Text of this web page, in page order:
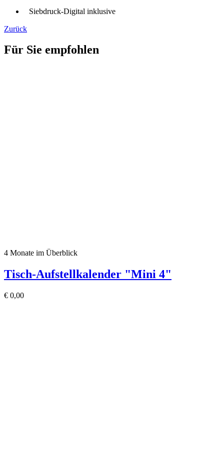
Siebdruck-Digital inklusive
Zurück
Für Sie empfohlen
4 Monate im Überblick
Tisch-Aufstellkalender "Mini 4"
€ 0,00